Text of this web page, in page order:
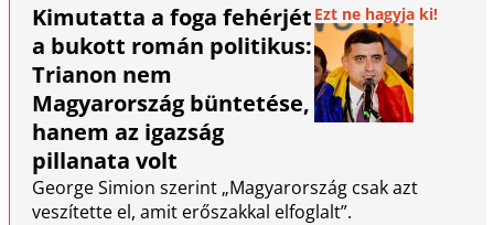
Kimutatta a foga fehérjét
a bukott román politikus:
Trianon nem
Magyarország büntetése,
hanem az igazság
pillanata volt
Ezt ne hagyja ki!
George Simion szerint „Magyarország csak azt
veszítette el, amit erőszakkal elfoglalt”.